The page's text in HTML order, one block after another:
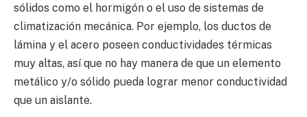
sólidos como el hormigón o el uso de sistemas de
climatización mecánica. Por ejemplo, los ductos de
lámina y el acero poseen conductividades térmicas
muy altas, así que no hay manera de que un elemento
metálico y/o sólido pueda lograr menor conductividad
que un aislante.